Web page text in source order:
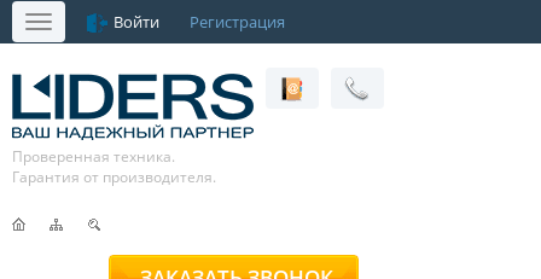
Меню Войти Регистрация
Проверенная техника.
Гарантия от производителя.